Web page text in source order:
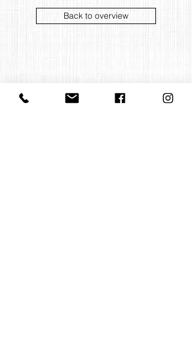
Back to overview